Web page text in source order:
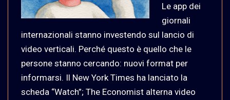
Le app dei
giornali
internazionali stanno investendo sul lancio di
video verticali. Perché questo è quello che le
persone stanno cercando: nuovi format per
informarsi. Il New York Times ha lanciato la
scheda “Watch”; The Economist alterna video